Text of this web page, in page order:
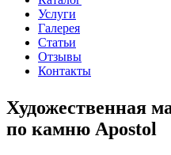
Услуги
Галерея
Статьи
Отзывы
Контакты
Художественная
по камню Apostol